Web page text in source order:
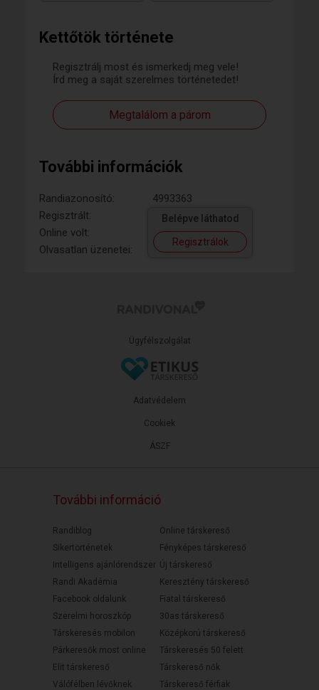
Kettőtök története
Regisztrálj most és ismerkedj meg vele!
Írd meg a saját szerelmes történetedet!
Megtalálom a párom
További információk
Randiazonosító:
4993363
Regisztrált:
Online volt:
Olvasatlan üzenetei:
Belépve láthatod
Regisztrálok
Ügyfélszolgálat
ÁSZF
Adatvédelem
Cookiek
További információ
Randiblog
Sikertörténetek
Intelligens ajánlórendszer
Randi Akadémia
Facebook oldalunk
Szerelmi horoszkóp
Társkeresés mobilon
Párkeresők most online
Elit társkereső
Válófélben lévőknek
Online társkereső
Fényképes társkereső
Új társkereső
Keresztény társkereső
Fiatal társkereső
30as társkereső
Középkorú társkereső
Társkeresés 50 felett
Társkereső nők
Társkereső férfiak